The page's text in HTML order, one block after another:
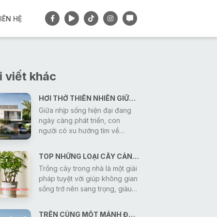
HỆ
viết khác
HƠI THỞ THIÊN NHIÊN GIỮA CUỘC SỐNG HIỆN ĐẠI
Giữa nhịp sống hiện đại đang
ngày càng phát triển, con
người có xu hướng tìm về
mong muốn sở hữu một không
gian sống bình yên, trong lành.
Vì vậy, thiết kế nhà ở gần gũi
với thiên nhiên đang trở thành
xu hướng được nhiều gia đình
chỉ đáp ứng công năng sử
TOP NHỮNG LOẠI CÂY CẢNH VỪA GIÚP THANH LỌC KHÔNG KHÍ VỪA MANG Ý NGHĨA PHONG THỦY
Trồng cây trong nhà là một giải
pháp tuyệt vời giúp không gian
sống trở nên sang trọng, giàu
nghĩa phong thủy tốt lành cho
TRÊN CÙNG MỘT MẢNH ĐẤT 150M2 DIỆN TÍCH SÀN - KIẾN TRÚC SƯ GONIC CÓ THỂ TẠO RA BAO NHIÊU MẪU THIẾT KẾ?